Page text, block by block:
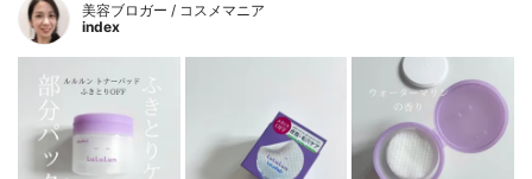
美容ブロガー / コスメマニア
index